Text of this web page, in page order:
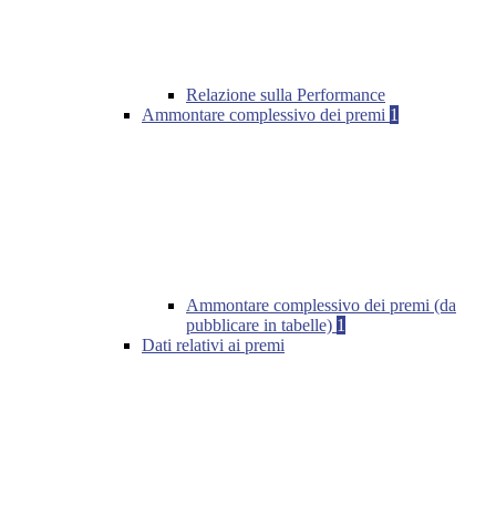
Relazione sulla Performance
Ammontare complessivo dei premi 1
Ammontare complessivo dei premi (da
pubblicare in tabelle) 1
Dati relativi ai premi